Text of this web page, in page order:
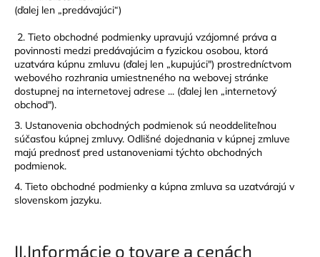
(ďalej len „predávajúci“)
2. Tieto obchodné podmienky upravujú vzájomné práva a
povinnosti medzi predávajúcim a fyzickou osobou, ktorá
uzatvára kúpnu zmluvu (ďalej len „kupujúci") prostredníctvom
webového rozhrania umiestneného na webovej stránke
dostupnej na internetovej adrese ... (ďalej len „internetový
obchod").
3. Ustanovenia obchodných podmienok sú neoddeliteľnou
súčasťou kúpnej zmluvy. Odlišné dojednania v kúpnej zmluve
majú prednosť pred ustanoveniami týchto obchodných
podmienok.
4. Tieto obchodné podmienky a kúpna zmluva sa uzatvárajú v
slovenskom jazyku.
II.Informácie o tovare a cenách
O
d
p
o
r
ú
č
a
m
e